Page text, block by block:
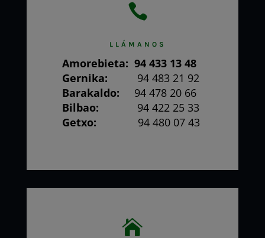

LLÁMANOS
Amorebieta: 94 433 13 48
Gernika: 94 483 21 92
Barakaldo: 94 478 20 66
Bilbao:
94 422 25 33
Getxo: 94 480 07 43
